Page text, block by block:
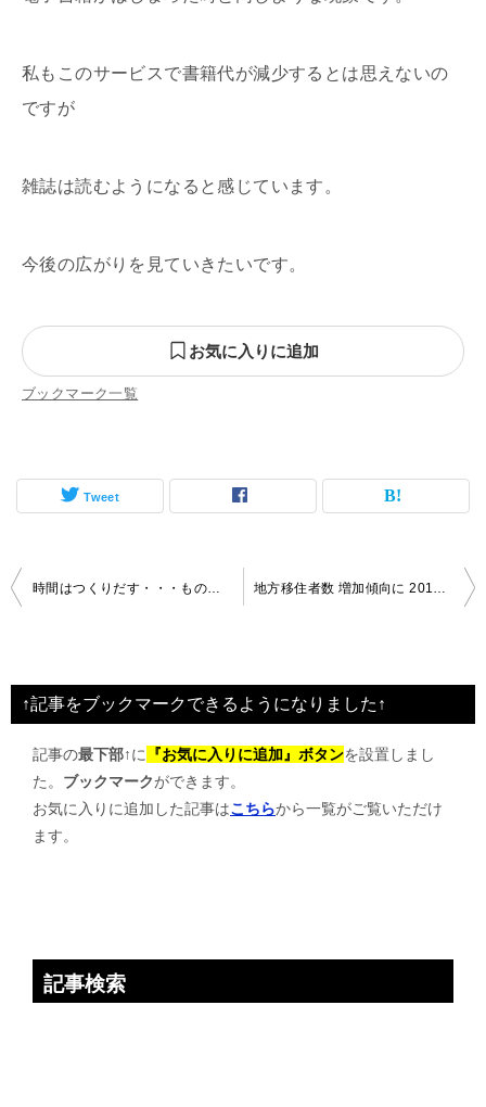
私もこのサービスで書籍代が減少するとは思えないの
ですが
雑誌は読むようになると感じています。
今後の広がりを見ていきたいです。
お気に入りに追加
ブックマーク一覧
Tweet
投
ビ
ゲ
↑記事をブックマークできるようになりました↑
記事の最下部↑に 『お気に入りに追加』ボタンを設置しまし
た。 ブックマークができます。
お気に入りに追加した記事はこちらから一覧がご覧いただけ
ます。
記事検索